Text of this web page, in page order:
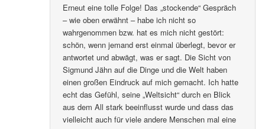
Erneut eine tolle Folge! Das „stockende“ Gespräch
– wie oben erwähnt – habe ich nicht so
wahrgenommen bzw. hat es mich nicht gestört:
schön, wenn jemand erst einmal überlegt, bevor er
antwortet und abwägt, was er sagt. Die Sicht von
Sigmund Jähn auf die Dinge und die Welt haben
einen großen Eindruck auf mich gemacht. Ich hatte
echt das Gefühl, seine „Weltsicht“ durch en Blick
aus dem All stark beeinflusst wurde und dass das
vielleicht auch für viele andere Menschen mal eine